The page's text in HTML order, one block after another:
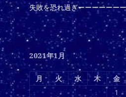
失敗を恐れ過ぎーーーーーーー
2021年1月
月 火 水 木 金
1